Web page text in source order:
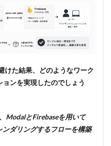
けた結果、どのようなワーク
ンを実現したのでしょう
ModalとFirebaseを用いて
ダリングするフローを構築